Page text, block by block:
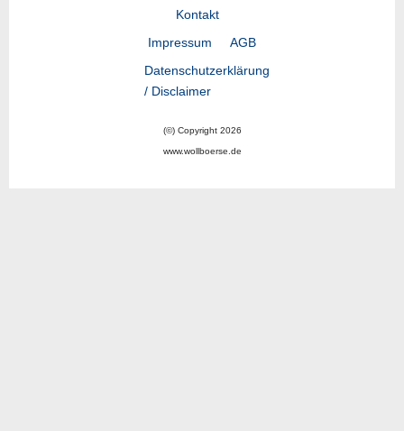
Kontakt
Impressum
AGB
Datenschutzerklärung
/ Disclaimer
(©) Copyright 2026
www.wollboerse.de